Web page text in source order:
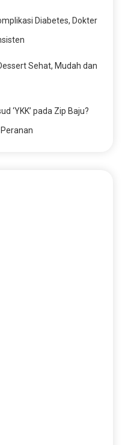
Diabetes, Dokter
Sehat, Mudah dan
‘YKK’ pada Zip Baju?